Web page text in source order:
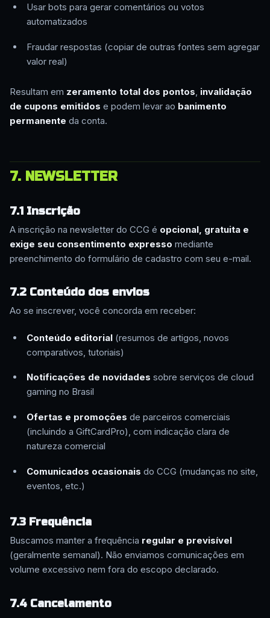
Usar bots para gerar comentários ou votos
automatizados
Fraudar respostas (copiar de outras fontes sem agregar
valor real)
Resultam em zeramento total dos pontos, invalidação
de cupons emitidos e podem levar ao banimento
permanente da conta.
7. NEWSLETTER
7.1 Inscrição
A inscrição na newsletter do CCG é opcional, gratuita e
exige seu consentimento expresso mediante
preenchimento do formulário de cadastro com seu e-mail.
7.2 Conteúdo dos envios
Ao se inscrever, você concorda em receber:
Conteúdo editorial(resumos de artigos, novos
comparativos, tutoriais)
Notificações de novidades sobre serviços de cloud
gaming no Brasil
Ofertas e promoções de parceiros comerciais
(incluindo a GiftCardPro), com indicação clara de
natureza comercial
Comunicados ocasionais do CCG (mudanças no site,
eventos, etc.)
7.3 Frequência
Buscamos manter a frequência regular e previsível
(geralmente semanal). Não enviamos comunicações em
volume excessivo nem fora do escopo declarado.
7.4 Cancelamento